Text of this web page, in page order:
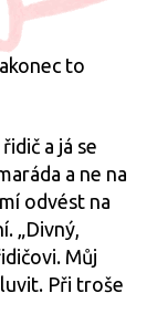
to
a já se
a ne na
odvést na
„Divný,
Můj
Při troše